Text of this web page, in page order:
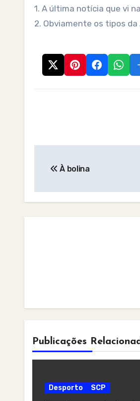
1. A última notícia que vi
2. Obviamente os tipos
navigation
À bolina
Publicações
Desporto SCP